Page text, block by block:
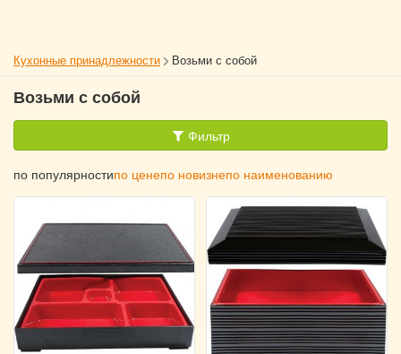
Кухонные принадлежности Возьми с собой
Возьми с собой
Фильтр
по популярностипо ценепо новизнепо наименованию